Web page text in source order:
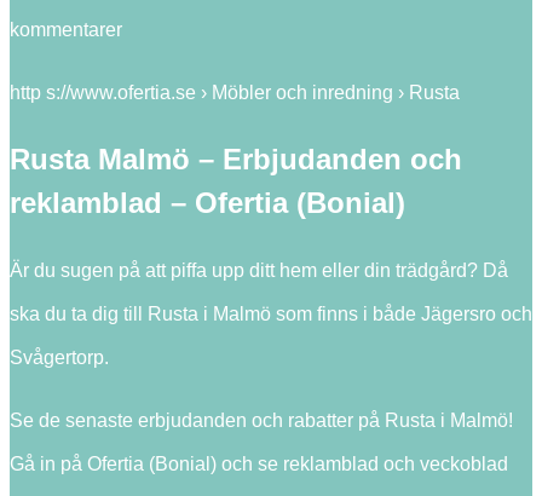
kommentarer
http s://www.ofertia.se › Möbler och inredning › Rusta
Rusta Malmö – Erbjudanden och
reklamblad – Ofertia (Bonial)
Är du sugen på att piffa upp ditt hem eller din trädgård? Då
ska du ta dig till Rusta i Malmö som finns i både Jägersro och
Svågertorp.
Se de senaste erbjudanden och rabatter på Rusta i Malmö!
Gå in på Ofertia (Bonial) och se reklamblad och veckoblad